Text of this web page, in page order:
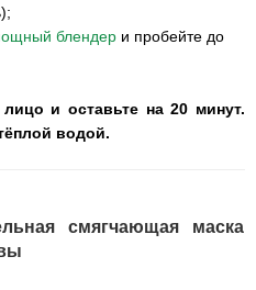
блендер и пробейте до
и оставьте на 20 минут.
водой.
смягчающая маска